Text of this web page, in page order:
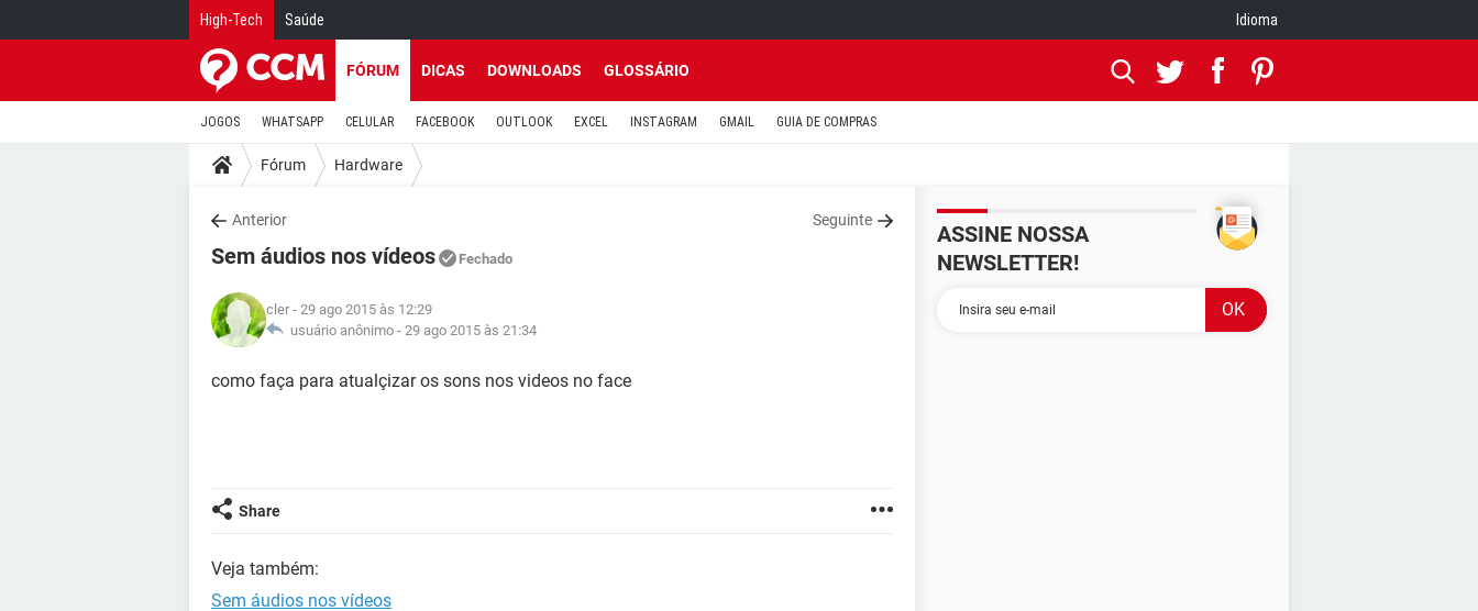
High-Tech Saúde Idioma
FÓRUM DICAS DOWNLOADS GLOSSÁRIO
JOGOS WHATSAPP CELULAR FACEBOOK OUTLOOK EXCEL INSTAGRAM GMAIL GUIA DE COMPRAS
Fórum Hardware
Anterior Seguinte
Sem áudios nos vídeos Fechado
cler - 29 ago 2015 às 12:29
usuário anônimo - 29 ago 2015 às 21:34
como faça para atualçizar os sons nos videos no face
Share
Veja também:
Sem áudios nos vídeos
ASSINE NOSSA
NEWSLETTER!